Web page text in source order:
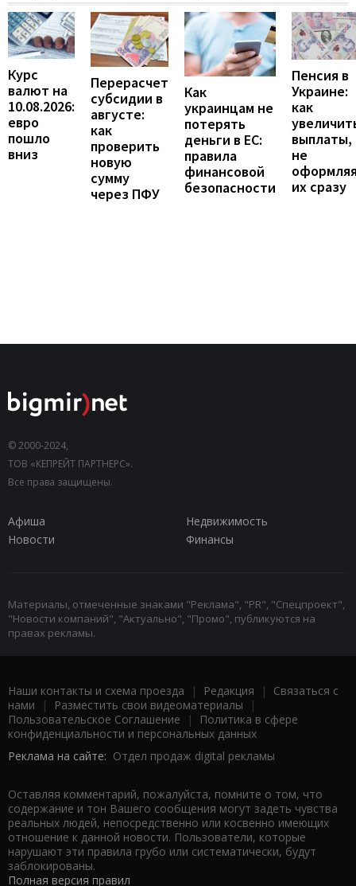
Курс
валют на
10.08.2026:
евро
пошло
вниз
Перерасчет
субсидии в
августе:
как
проверить
новую
сумму
через ПФУ
Как
украинцам не
потерять
деньги в ЕС:
правила
финансовой
безопасности
Пенсия в
Украине:
как
выплаты,
не
их сразу
© 2000-2024,
ТОВ «КЕПРЕЙТ ПАРТНЕРС».
Все права защищены.
Афиша
Недвижимость
Новости
Финансы
Материалы, отмеченные знаками "Реклама", "PR", "Спецпроект",
"Новости компаний", "Актуально", "Промо", публикуются на
правах рекламы.
Наши контакты и схема проезда | Редакция | Связаться с
нами | Разместить свои видеоматериалы |
Пользовательское Соглашение |
Политика в сфере
конфиденциальности и персональных данных
Реклама на сайте: Отдел продаж digital рекламы
Оставляя комментарий, пожалуйста, помните о том, что
содержание и тон Вашего сообщения могут задеть чувства
реальных людей, непосредственно или косвенно имеющих
отношение к данной новости. Пользователи, которые
нарушают эти правила грубо или систематически, будут
заблокированы.
Полная версия правил